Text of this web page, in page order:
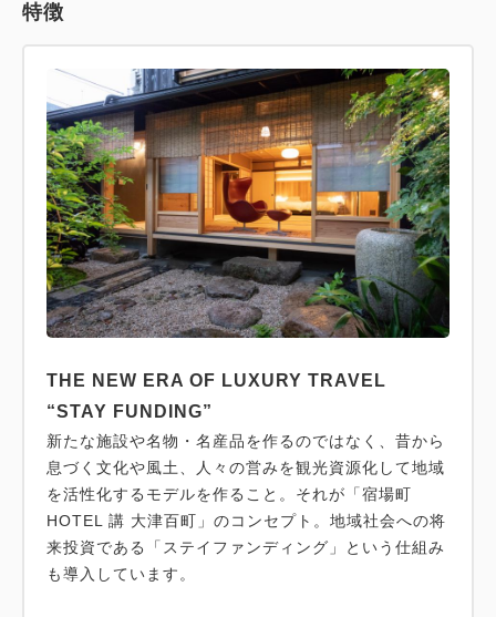
特徴
THE NEW ERA OF LUXURY TRAVEL
“STAY FUNDING”
新たな施設や名物・名産品を作るのではなく、昔から
息づく文化や風土、人々の営みを観光資源化して地域
を活性化するモデルを作ること。それが「宿場町
HOTEL 講 大津百町」のコンセプト。地域社会への将
来投資である「ステイファンディング」という仕組み
も導入しています。